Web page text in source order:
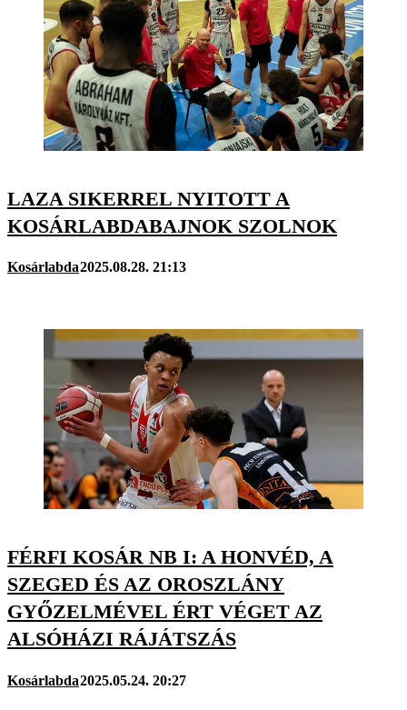
LAZA SIKERREL NYITOTT A
KOSÁRLABDABAJNOK SZOLNOK
Kosárlabda2025.08.28. 21:13
FÉRFI KOSÁR NB I: A HONVÉD, A
SZEGED ÉS AZ OROSZLÁNY
GYŐZELMÉVEL ÉRT VÉGET AZ
ALSÓHÁZI RÁJÁTSZÁS
Kosárlabda2025.05.24. 20:27